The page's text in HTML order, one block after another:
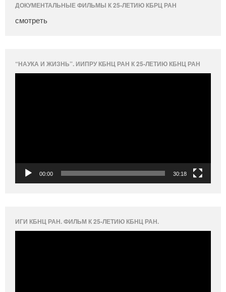
ДОКУМЕНТАЛЬНЫЕ ФИЛЬМЫ К 25-ЛЕТИЮ КБРЦ РАН
смотреть
“НАУКА И ЖИЗНЬ”. ИИПРУ КБНЦ РАН К 25-ЛЕТИЮ КБНЦ РАН
00:00 30:18
ИГИ КБНЦ РАН. ФИЛЬМ К 25-ЛЕТИЮ КБНЦ РАН.